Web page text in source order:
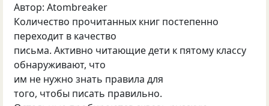
Автор: Atombreaker
Количество прочитанных книг постепенно
переходит в качество
письма. Активно читающие дети к пятому классу
обнаруживают, что
им не нужно знать правила для
того, чтобы писать правильно.